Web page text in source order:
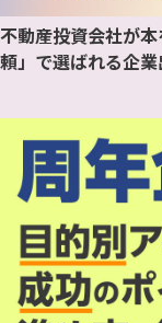
不動産投資会社が
頼」で選ばれる企